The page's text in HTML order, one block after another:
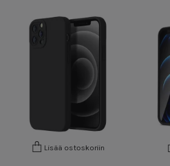
Lisää ostoskoriin